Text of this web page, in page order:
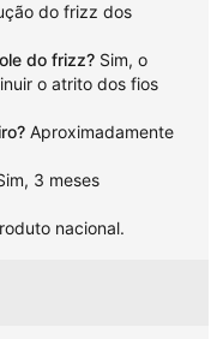
do frizz dos
do frizz? Sim, o
o atrito dos fios
Aproximadamente
3 meses
nacional.